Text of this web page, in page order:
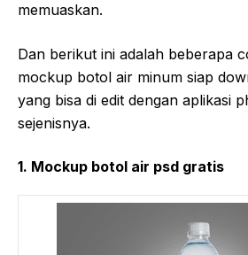
memuaskan.
Dan berikut ini adalah beberapa
mockup botol air minum siap
yang bisa di edit dengan aplikasi
sejenisnya.
1. Mockup botol air psd gratis